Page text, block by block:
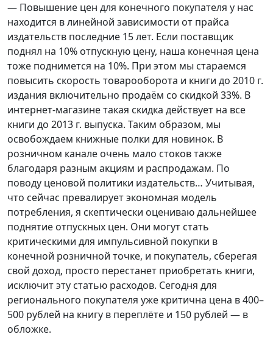
— Повышение цен для конечного покупателя у нас
находится в линейной зависимости от прайса
издательств последние 15 лет. Если поставщик
поднял на 10% отпускную цену, наша конечная цена
тоже поднимется на 10%. При этом мы стараемся
повысить скорость товарооборота и книги до 2010 г.
издания включительно продаём со скидкой 33%. В
интернет-магазине такая скидка действует на все
книги до 2013 г. выпуска. Таким образом, мы
освобождаем книжные полки для новинок. В
розничном канале очень мало стоков также
благодаря разным акциям и распродажам. По
поводу ценовой политики издательств… Учитывая,
что сейчас превалирует экономная модель
потребления, я скептически оцениваю дальнейшее
поднятие отпускных цен. Они могут стать
критическими для импульсивной покупки в
конечной розничной точке, и покупатель, сберегая
свой доход, просто перестанет приобретать книги,
исключит эту статью расходов. Сегодня для
регионального покупателя уже критична цена в 400–
500 рублей на книгу в переплёте и 150 рублей — в
обложке.